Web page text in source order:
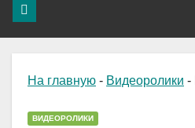
На главную - Видеоролики -
ВИДЕОРОЛИКИ